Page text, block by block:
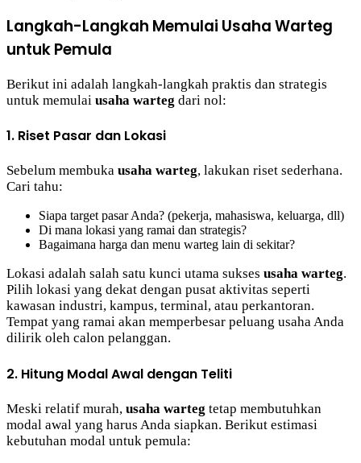
Langkah-Langkah Memulai Usaha Warteg
untuk Pemula
Berikut ini adalah langkah-langkah praktis dan strategis
untuk memulai usaha warteg dari nol:
1. Riset Pasar dan Lokasi
Sebelum membuka usaha warteg, lakukan riset sederhana.
Cari tahu:
Siapa target pasar Anda? (pekerja, mahasiswa, keluarga, dll)
Di mana lokasi yang ramai dan strategis?
Bagaimana harga dan menu warteg lain di sekitar?
Lokasi adalah salah satu kunci utama sukses usaha warteg.
Pilih lokasi yang dekat dengan pusat aktivitas seperti
kawasan industri, kampus, terminal, atau perkantoran.
Tempat yang ramai akan memperbesar peluang usaha Anda
dilirik oleh calon pelanggan.
2. Hitung Modal Awal dengan Teliti
Meski relatif murah, usaha warteg tetap membutuhkan
modal awal yang harus Anda siapkan. Berikut estimasi
kebutuhan modal untuk pemula: